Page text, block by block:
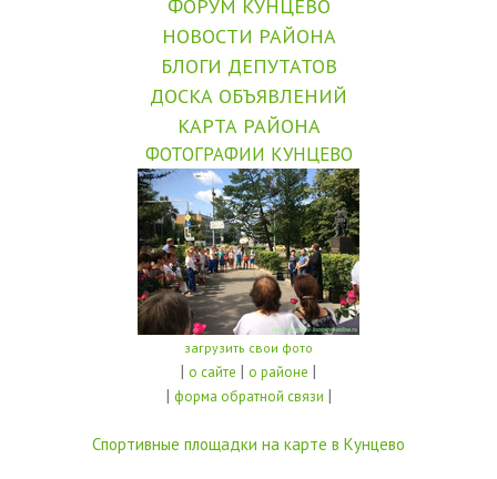
ФОРУМ КУНЦЕВО
НОВОСТИ РАЙОНА
БЛОГИ ДЕПУТАТОВ
ДОСКА ОБЪЯВЛЕНИЙ
КАРТА РАЙОНА
ФОТОГРАФИИ КУНЦЕВО
загрузить свои фото
| о сайте | о районе |
| форма обратной связи |
Спортивные площадки на карте в Кунцево